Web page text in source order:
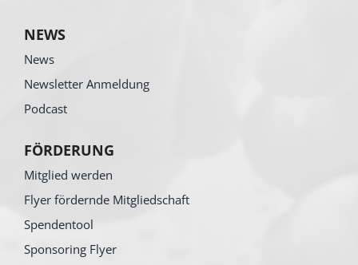
NEWS
News
Newsletter Anmeldung
Podcast
FÖRDERUNG
Mitglied werden
Flyer fördernde Mitgliedschaft
Spendentool
Sponsoring Flyer